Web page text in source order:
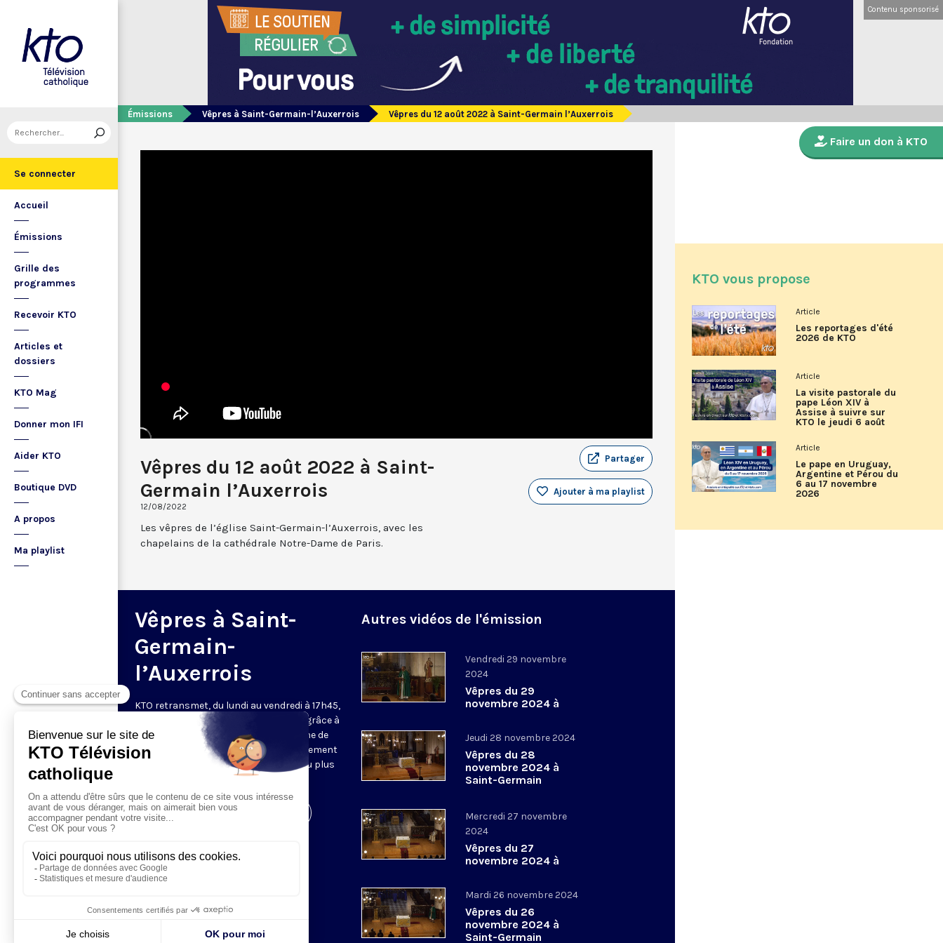
Se connecter
Accueil
Émissions
Grille des
programmes
Recevoir KTO
Articles et
dossiers
KTO Mag
Donner mon IFI
Aider KTO
Boutique DVD
A propos
Ma playlist
Contenu sponsorisé
Émissions Vêpres à Saint-Germain-l’Auxerrois Vêpres du 12 août 2022 à Saint-Germain l’Auxerrois
Vêpres du 12 août 2022 à Saint-
Germain l’Auxerrois
12/08/2022
Partager
Ajouter à ma playlist
Les vêpres de l’église Saint-Germain-l’Auxerrois, avec les
chapelains de la cathédrale Notre-Dame de Paris.
Vêpres à Saint-
Germain-
l’Auxerrois
KTO retransmet, du lundi au vendredi à 17h45,
les vêpres en direct de Saint-Germain grâce à
une technologie innovante : un système de
captation multicaméra en direct totalement
automatisé, qui offre une réalisation au plus
près de la célébration.
Visiter la page de l'émission
Autres vidéos de l'émission
Vendredi 29 novembre
2024
Vêpres du 29
novembre 2024 à
Jeudi 28 novembre 2024
Vêpres du 28
novembre 2024 à
Saint-Germain
Mercredi 27 novembre
2024
Vêpres du 27
novembre 2024 à
Mardi 26 novembre 2024
Vêpres du 26
novembre 2024 à
Saint-Germain
Faire un don à KTO
KTO vous propose
Article
Les reportages d'été
2026 de KTO
Article
La visite pastorale du
pape Léon XIV à
Assise à suivre sur
KTO le jeudi 6 août
Article
Le pape en Uruguay,
Argentine et Pérou du
6 au 17 novembre
2026